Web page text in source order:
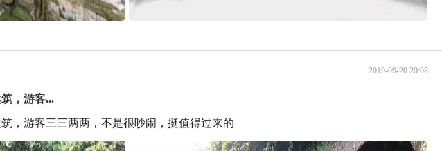
2019-09-20 20:08
，游客...
，游客三三两两，不是很吵闹，挺值得过来的